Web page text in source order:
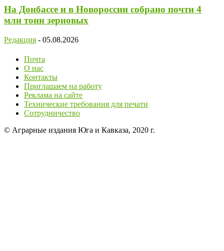
На Донбассе и в Новороссии собрано почти 4
млн тонн зерновых
Редакция - 05.08.2026
Почта
О нас
Контакты
Приглашаем на работу
Реклама на сайте
Технические требования для печати
Сотрудничество
© Аграрные издания Юга и Кавказа, 2020 г.